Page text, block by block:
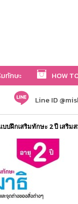
ทักษะ HOW
Line ID
บบฝึกเสริมทักษะ 2 ปี เสริม